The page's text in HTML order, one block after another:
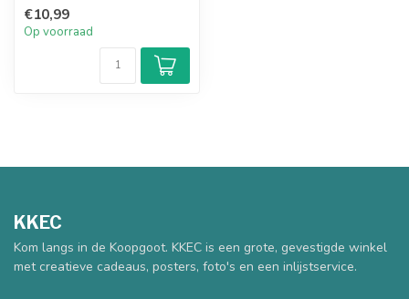
v...
€10,99
Op voorraad
KKEC
Kom langs in de Koopgoot. KKEC is een grote, gevestigde winkel
met creatieve cadeaus, posters, foto's en een inlijstservice.